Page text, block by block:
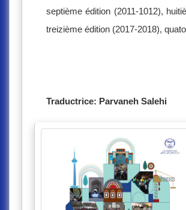
septième édition (2011-1012),
treizième édition (2017-2018),
Traductrice: Parvaneh Salehi